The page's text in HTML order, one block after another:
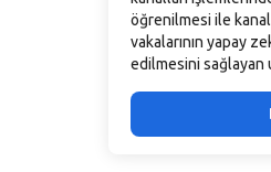
öğrenilmesi ile kanal
vakalarının yapay
edilmesini sağlayan